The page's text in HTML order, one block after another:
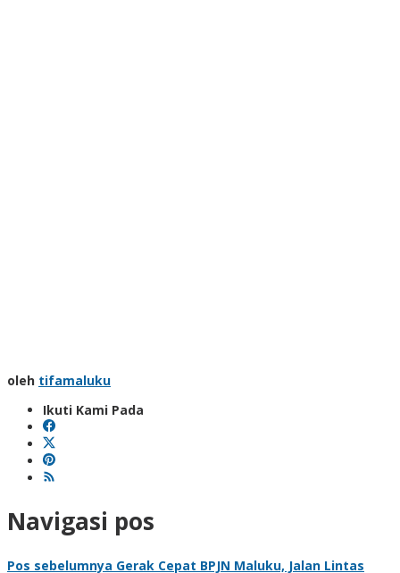
oleh tifamaluku
Ikuti Kami Pada
Navigasi pos
Pos sebelumnya Gerak Cepat BPJN Maluku, Jalan Lintas